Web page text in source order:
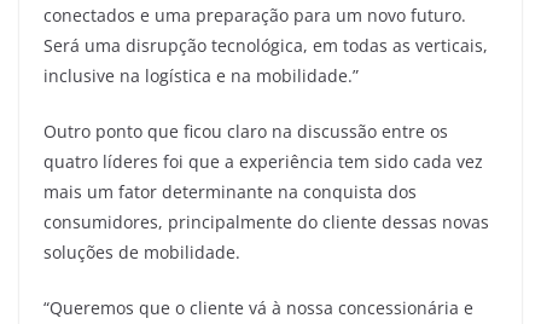
conectados e uma preparação para um novo futuro.
Será uma disrupção tecnológica, em todas as verticais,
inclusive na logística e na mobilidade.”
Outro ponto que ficou claro na discussão entre os
quatro líderes foi que a experiência tem sido cada vez
mais um fator determinante na conquista dos
consumidores, principalmente do cliente dessas novas
soluções de mobilidade.
“Queremos que o cliente vá à nossa concessionária e